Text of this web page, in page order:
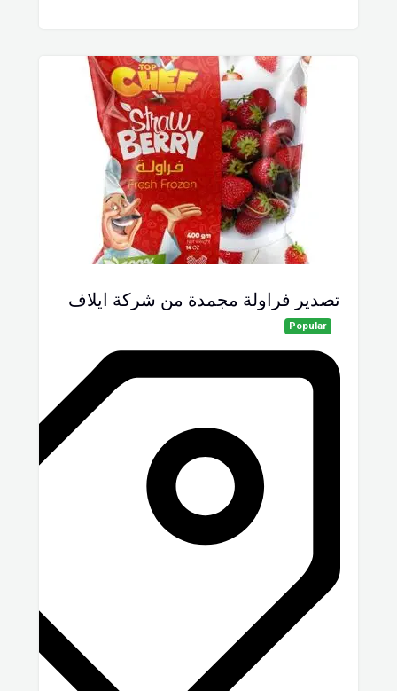
تصدير فراولة مجمدة من شركة ايلاف
Popular